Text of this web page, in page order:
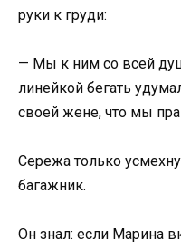
руки к груди:
— Мы к ним со всей
линейкой бегать
своей жене, что мы
Сережа только
багажник.
Он знал: если Марина